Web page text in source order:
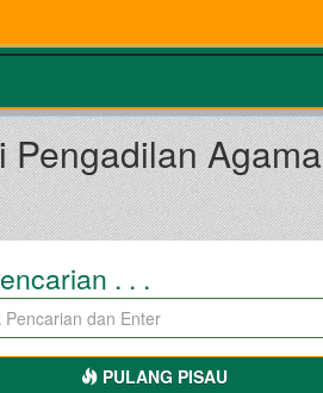
Pengadilan Agama
. . .
PULANG PISAU